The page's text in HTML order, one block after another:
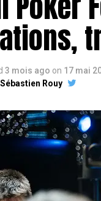
» Mazerolle. Si ce
très compétent
est rien !
à 30 minutes, la
adversaire à la
3 mois ago on 17 mai
Rouy